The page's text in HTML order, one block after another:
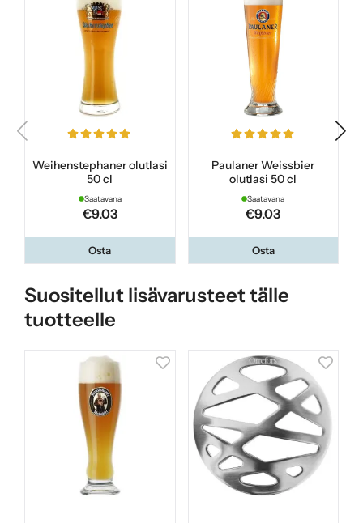
Weihenstephaner olutlasi
50 cl
Saatavana
€9.03
Osta
Paulaner Weissbier
olutlasi 50 cl
Saatavana
€9.03
Osta
Suositellut lisävarusteet tälle
tuotteelle